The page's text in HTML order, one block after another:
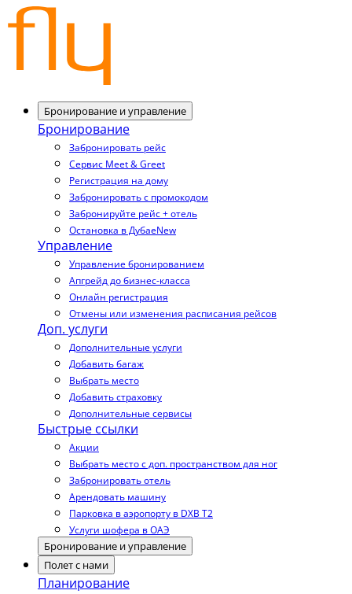
Бронирование и управление
Бронирование
Забронировать рейс
Сервис Meet & Greet
Регистрация на дому
Забронировать с промокодом
Забронируйте рейс + отель
Остановка в ДубаеNew
Управление
Управление бронированием
Апгрейд до бизнес-класса
Онлайн регистрация
Отмены или изменения расписания рейсов
Доп. услуги
Дополнительные услуги
Добавить багаж
Выбрать место
Добавить страховку
Дополнительные сервисы
Быстрые ссылки
Акции
Выбрать место с доп. пространством для ног
Забронировать отель
Арендовать машину
Парковка в аэропорту в DXB T2
Услуги шофера в ОАЭ
Бронирование и управление
Полет с нами
Планирование